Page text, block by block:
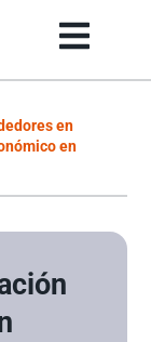
en
en